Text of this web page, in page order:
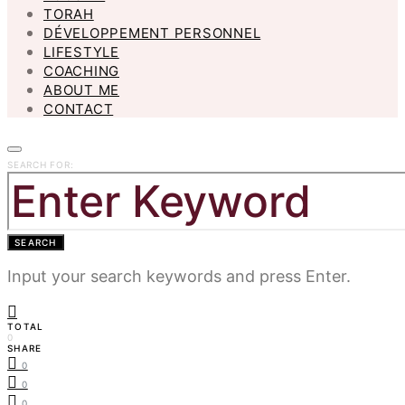
TORAH
DÉVELOPPEMENT PERSONNEL
LIFESTYLE
COACHING
ABOUT ME
CONTACT
SEARCH FOR:
SEARCH
Input your search keywords and press Enter.
TOTAL
0
SHARE
0
0